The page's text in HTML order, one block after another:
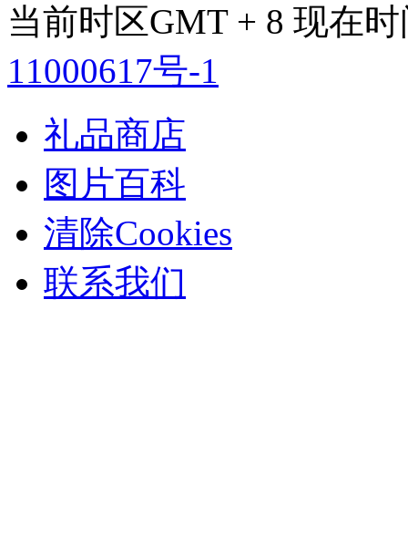
当前时区GMT + 8 现在
11000617号-1
礼品商店
图片百科
清除Cookies
联系我们